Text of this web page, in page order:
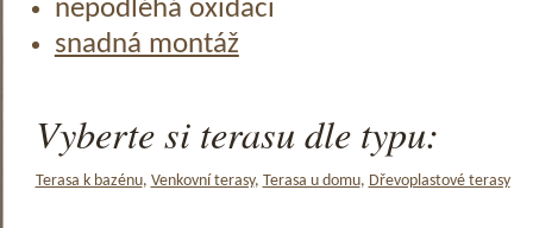
nepodléhá oxidaci
snadná montáž
Vyberte si terasu dle typu:
Terasa k bazénu, Venkovní terasy, Terasa u domu, Dřevoplastové terasy